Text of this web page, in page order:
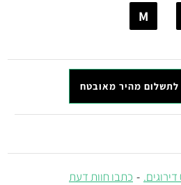
- כתבו חוות דעת
M
לתשלום מהיר מאובטח